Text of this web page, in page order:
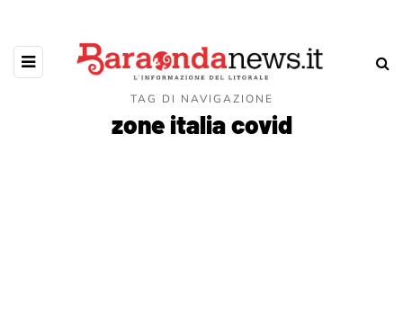
TAG DI NAVIGAZIONE
zone italia covid